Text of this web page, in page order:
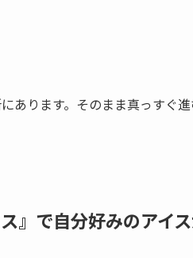
あります。そのまま真っすぐ
』で自分好みのアイス